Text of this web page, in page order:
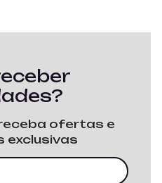
ofertas e
exclusivas